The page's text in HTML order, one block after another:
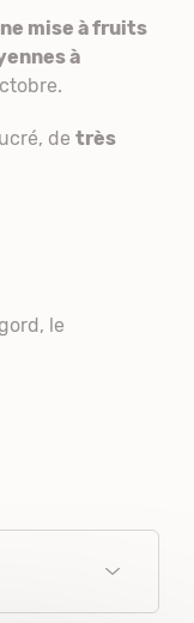
mise à fruits
à
de très
le